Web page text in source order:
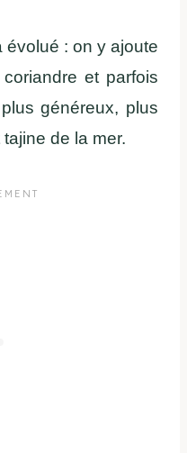
évolué : on y ajoute
et parfois
généreux, plus
de la mer.